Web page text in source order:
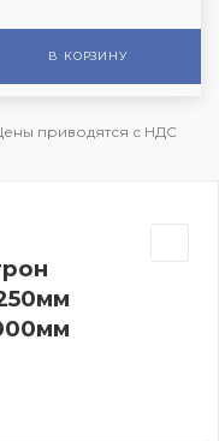
В КОРЗИНУ
приводятся с НДС